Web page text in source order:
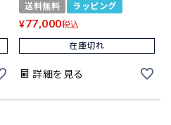
送料無料 ラッピング
¥77,000税込
在庫切れ
詳細を見る